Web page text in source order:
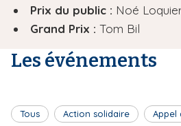
Prix du public : Noé
Grand Prix : Tom Bil
Les événements
Tous Action solidaire Appel